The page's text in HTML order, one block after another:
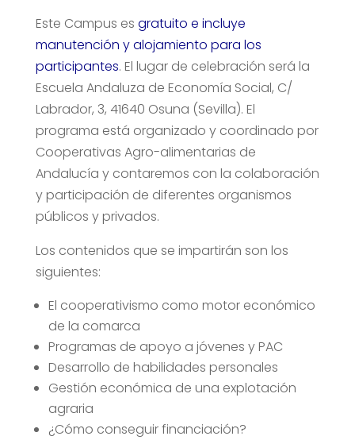
Este Campus es gratuito e incluye
manutención y alojamiento para los
participantes. El lugar de celebración será la
Escuela Andaluza de Economía Social, C/
Labrador, 3, 41640 Osuna (Sevilla). El
programa está organizado y coordinado por
Cooperativas Agro-alimentarias de
Andalucía y contaremos con la colaboración
y participación de diferentes organismos
públicos y privados.
Los contenidos que se impartirán son los
siguientes:
El cooperativismo como motor económico
de la comarca
Programas de apoyo a jóvenes y PAC
Desarrollo de habilidades personales
Gestión económica de una explotación
agraria
¿Cómo conseguir financiación?